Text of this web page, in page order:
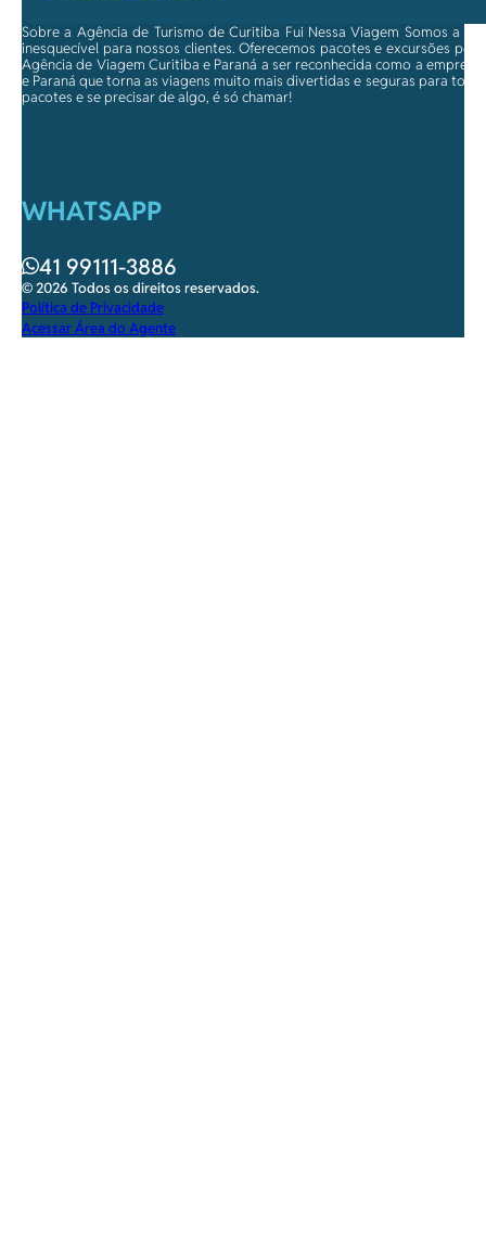
Sobre a Agência de Turismo de Curitiba Fui Nessa Viagem Somos a
inesquecível para nossos clientes. Oferecemos pacotes e excursões
Agência de Viagem Curitiba e Paraná a ser reconhecida como a
e Paraná que torna as viagens muito mais divertidas e seguras para
pacotes e se precisar de algo, é só chamar!
WHATSAPP
41 99111-3886
© 2026 Todos os direitos reservados.
Política de Privacidade
Acessar Área do Agente